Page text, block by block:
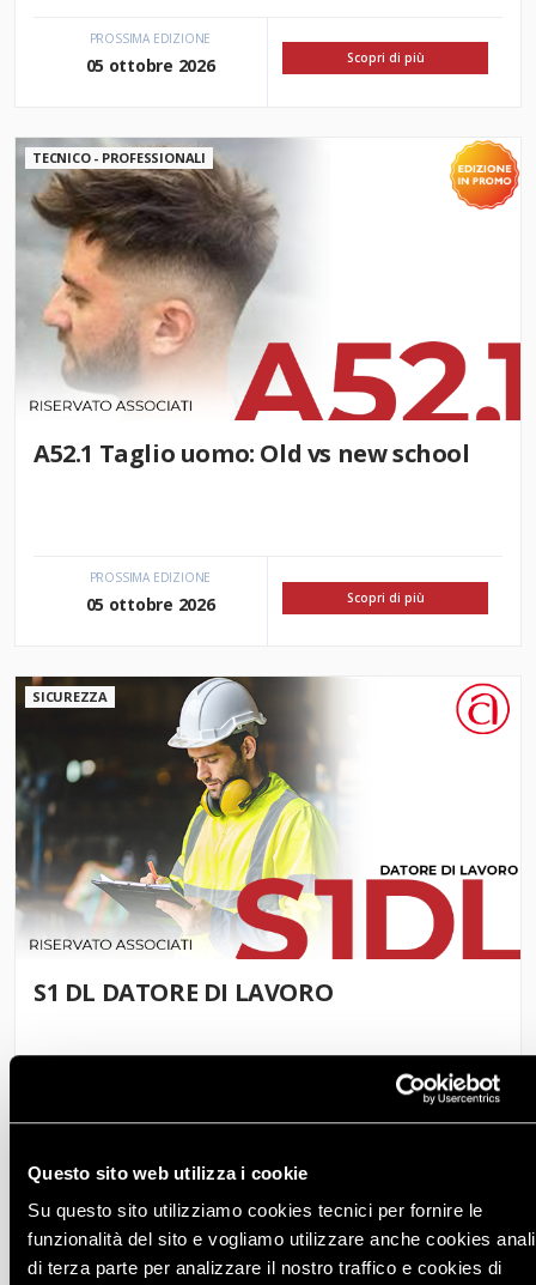
Questo sito web utilizza i cookie
Su questo sito utilizziamo cookies tecnici per fornire le
funzionalità del sito e vogliamo utilizzare anche cookies
di terza parte per analizzare il nostro traffico e cookies di
PROSSIMA EDIZIONE
05 ottobre 2026 Scopri di più
TECNICO - PROFESSIONALI
A52.1 Taglio uomo: Old vs new school
PROSSIMA EDIZIONE
05 ottobre 2026 Scopri di più
SICUREZZA
S1 DL DATORE DI LAVORO
SICUREZZA